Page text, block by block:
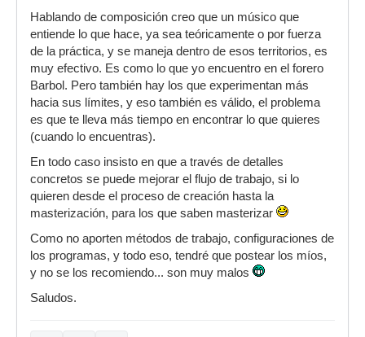
Hablando de composición creo que un músico que
entiende lo que hace, ya sea teóricamente o por fuerza
de la práctica, y se maneja dentro de esos territorios, es
muy efectivo. Es como lo que yo encuentro en el forero
Barbol. Pero también hay los que experimentan más
hacia sus límites, y eso también es válido, el problema
es que te lleva más tiempo en encontrar lo que quieres
(cuando lo encuentras).
En todo caso insisto en que a través de detalles
concretos se puede mejorar el flujo de trabajo, si lo
quieren desde el proceso de creación hasta la
masterización, para los que saben masterizar
Como no aporten métodos de trabajo, configuraciones de
los programas, y todo eso, tendré que postear los míos,
y no se los recomiendo... son muy malos
Saludos.